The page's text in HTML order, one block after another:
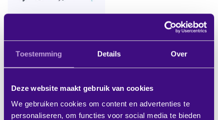
Toestemming Details Over
Deze website maakt gebruik van cookies
We gebruiken cookies om content en advertenties te
personaliseren, om functies voor social media te bieden
intake on site
Excl. BTW:
IN WINKELWAGEN
verwachte levertijd 3-7
werkdagen